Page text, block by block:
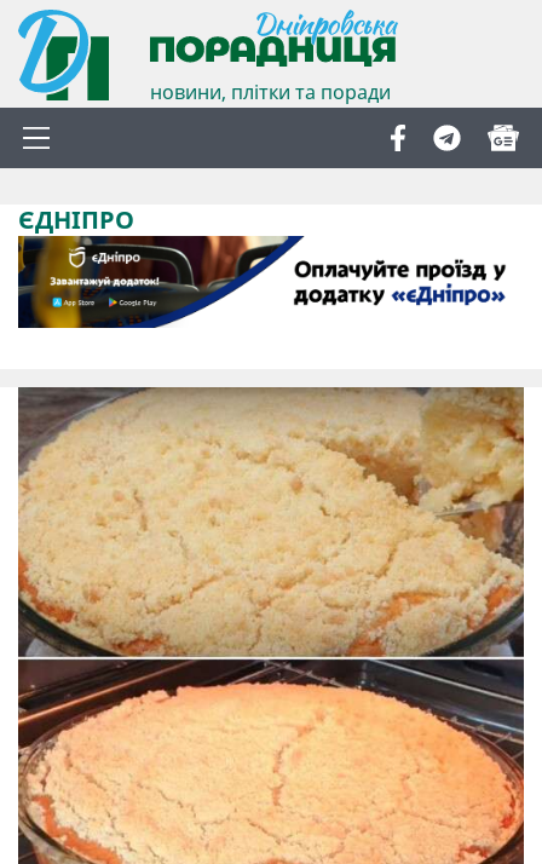
новини, плітки та поради
ЄДНІПРО